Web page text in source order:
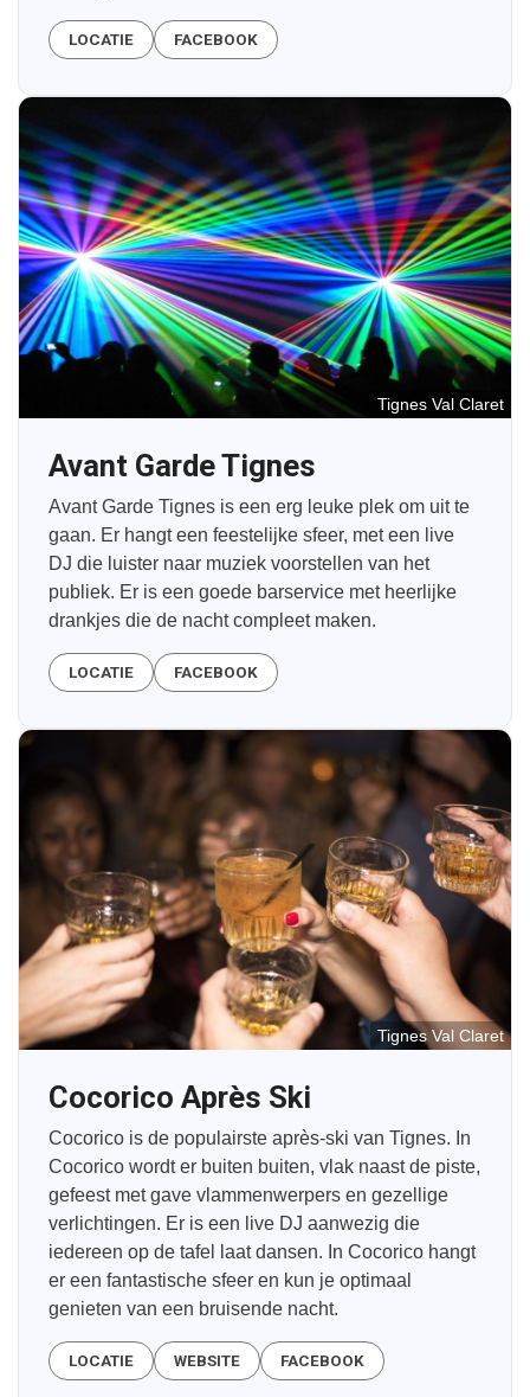
LOCATIE FACEBOOK
Tignes Val Claret
Avant Garde Tignes
Avant Garde Tignes is een erg leuke plek om uit te
gaan. Er hangt een feestelijke sfeer, met een live
DJ die luister naar muziek voorstellen van het
publiek. Er is een goede barservice met heerlijke
drankjes die de nacht compleet maken.
LOCATIE FACEBOOK
Tignes Val Claret
Cocorico Après Ski
Cocorico is de populairste après-ski van Tignes. In
Cocorico wordt er buiten buiten, vlak naast de piste,
gefeest met gave vlammenwerpers en gezellige
verlichtingen. Er is een live DJ aanwezig die
iedereen op de tafel laat dansen. In Cocorico hangt
er een fantastische sfeer en kun je optimaal
genieten van een bruisende nacht.
LOCATIE WEBSITE FACEBOOK